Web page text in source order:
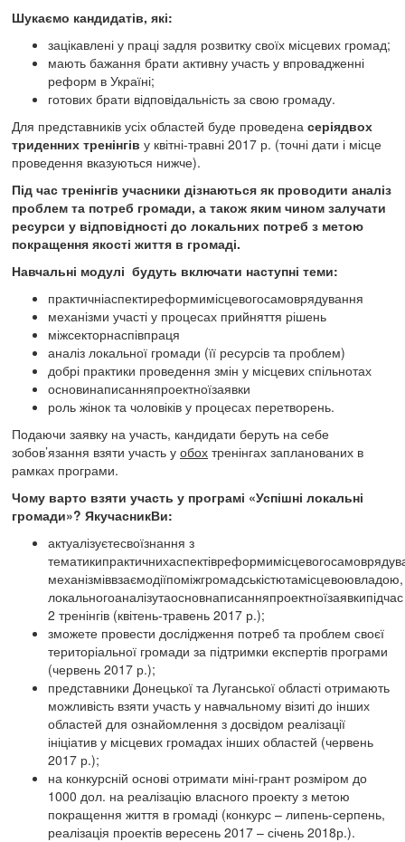
Шукаємо кандидатів, які:
зацікавлені у праці задля розвитку своїх місцевих громад;
мають бажання брати активну участь у впровадженні
реформ в Україні;
готових брати відповідальність за свою громаду.
Для представників усіх областей буде проведена серіядвох
триденних тренінгів у квітні-травні 2017 р. (точні дати і місце
проведення вказуються нижче).
Під час тренінгів учасники дізнаються як проводити аналіз
проблем та потреб громади, а також яким чином залучати
ресурси у відповідності до локальних потреб з метою
покращення якості життя в громаді.
Навчальні модулі будуть включати наступні теми:
практичніаспектиреформимісцевогосамоврядування
механізми участі у процесах прийняття рішень
міжсекторнаспівпраця
аналіз локальної громади (її ресурсів та проблем)
добрі практики проведення змін у місцевих спільнотах
основинаписанняпроектноїзаявки
роль жінок та чоловіків у процесах перетворень.
Подаючи заявку на участь, кандидати беруть на себе
зобов’язання взяти участь у обохтренінгах запланованих в
рамках програми.
Чому варто взяти участь у програмі «Успішні локальні
громади»? ЯкучасникВи:
актуалізуєтесвоїзнання з
механізміввзаємодіїпоміжгромадськістютамісцевоювладою,
локальногоаналізутаосновнаписанняпроектноїзаявкипідчас
2 тренінгів (квітень-травень 2017 р.);
зможете провести дослідження потреб та проблем своєї
територіальної громади за підтримки експертів програми
(червень 2017 р.);
представники Донецької та Луганської області отримають
можливість взяти участь у навчальному візиті до інших
областей для ознайомлення з досвідом реалізації
ініціатив у місцевих громадах інших областей (червень
2017 р.);
на конкурсній основі отримати міні-грант розміром до
1000 дол. на реалізацію власного проекту з метою
покращення життя в громаді (конкурс – липень-серпень,
реалізація проектів вересень 2017 – січень 2018р.).